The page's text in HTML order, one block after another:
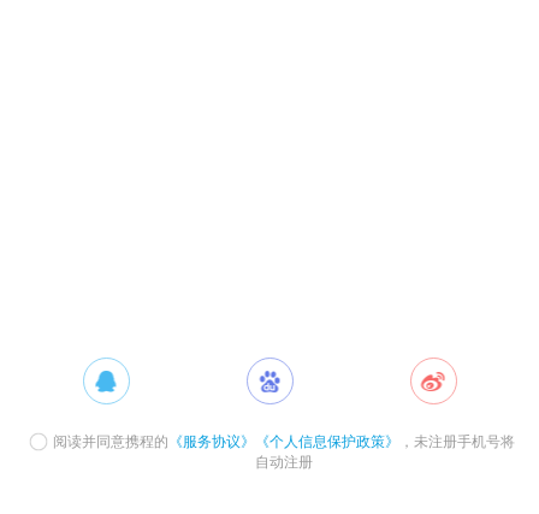
阅读并同意携程的 《服务协议》 《个人信息保护政策》
，未注册手机号将
自动注册